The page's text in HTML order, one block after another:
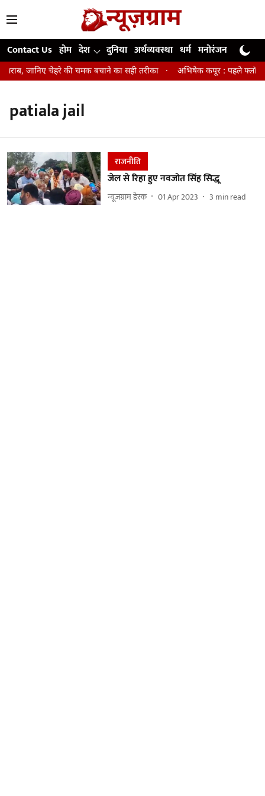
Contact Us होम देश दुनिया अर्थव्यवस्था धर्म मनोरंजन खेल
जानिए चेहरे की चमक बचाने का सही तरीका अभिषेक कपूर : पहले फ्लॉप
patiala jail
राजनीति
जेल से रिहा हुए नवजोत सिंह सिद्धू
न्यूज़ग्राम डेस्क 01 Apr 2023 3 min read